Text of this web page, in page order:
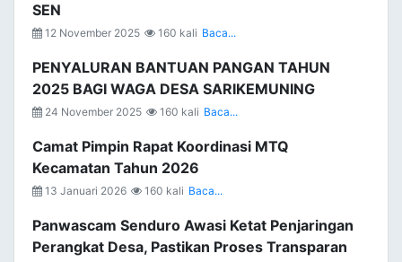
SEN
12 November 2025 160 kali Baca...
PENYALURAN BANTUAN PANGAN TAHUN
2025 BAGI WAGA DESA SARIKEMUNING
24 November 2025 160 kali Baca...
Camat Pimpin Rapat Koordinasi MTQ
Kecamatan Tahun 2026
13 Januari 2026 160 kali Baca...
Panwascam Senduro Awasi Ketat Penjaringan
Perangkat Desa, Pastikan Proses Transparan